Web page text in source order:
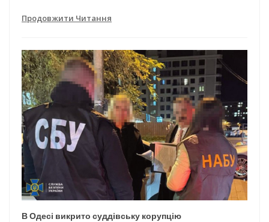
Продовжити Читання
В Одесі викрито суддівську корупцію